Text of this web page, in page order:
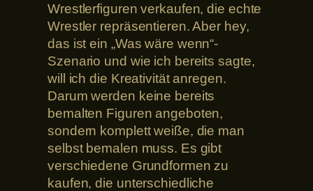
Wrestlerfiguren verkaufen, die echte
Wrestler repräsentieren. Aber hey,
das ist ein „Was wäre wenn“-
Szenario und wie ich bereits sagte,
will ich die Kreativität anregen.
Darum werden keine bereits
bemalten Figuren angeboten,
sondern komplett weiße, die man
selbst bemalen muss. Es gibt
verschiedene Grundformen zu
kaufen, die unterschiedliche